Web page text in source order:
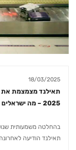
18/03/2025
2025 – מה ישראלים צריכים לדעת
בהחלטה משמעותית
תאילנד הודיעה